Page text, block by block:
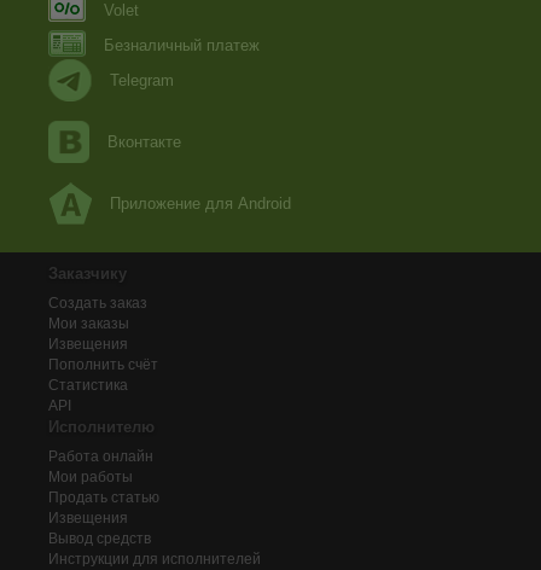
Volet
Безналичный платеж
Telegram
Вконтакте
Приложение для Android
Заказчику
Создать заказ
Мои заказы
Извещения
Пополнить счёт
Статистика
API
Исполнителю
Работа онлайн
Мои работы
Продать статью
Извещения
Вывод средств
Инструкции для исполнителей